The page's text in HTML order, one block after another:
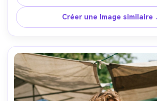
avec des projecteurs, tiré sur Hasselblad
cils tranchants comme un rasoir, texture
beauté haute mode éditorial couleur
Créer une Image similaire